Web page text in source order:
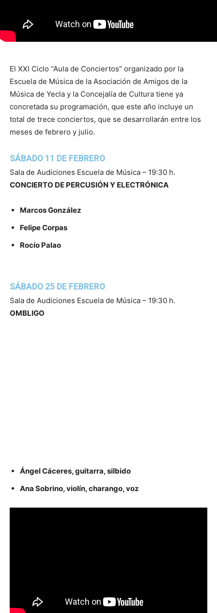
El XXI Ciclo “Aula de Conciertos” organizado por la
Escuela de Música de la Asociación de Amigos de la
Música de Yecla y la Concejalía de Cultura tiene ya
concretada su programación, que este año incluye un
total de trece conciertos, que se desarrollarán entre los
meses de febrero y julio.
SÁBADO 11 DE FEBRERO
Sala de Audiciones Escuela de Música – 19:30 h.
CONCIERTO DE PERCUSIÓN Y ELECTRÓNICA
Marcos González
Felipe Corpas
Rocío Palao
SÁBADO 25 DE FEBRERO
Sala de Audiciones Escuela de Música – 19:30 h.
OMBLIGO
Ángel Cáceres, guitarra, silbido
Ana Sobrino, violín, charango, voz